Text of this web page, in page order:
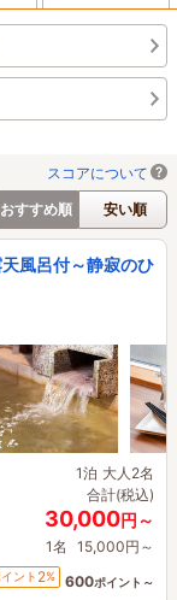
スコアについて
おすすめ順
安い順
風呂付～静寂のひ
1泊 大人2名
合計(税込)
30,000円～
1名 15,000円～
ント 2% 600ポイント～